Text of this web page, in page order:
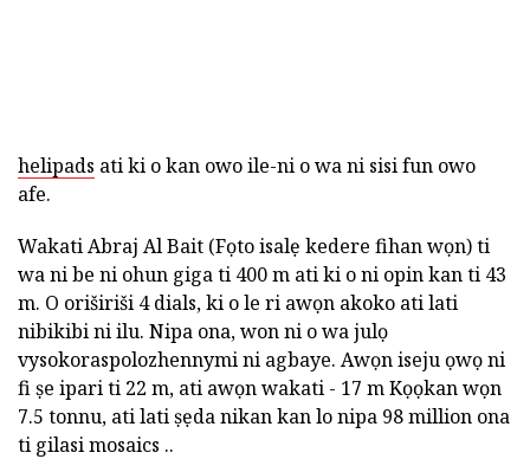
helipads ati ki o kan owo ile-ni o wa ni sisi fun owo
afe.
Wakati Abraj Al Bait (Fọto isalẹ kedere fihan wọn) ti
wa ni be ni ohun giga ti 400 m ati ki o ni opin kan ti 43
m. O oriširiši 4 dials, ki o le ri awọn akoko ati lati
nibikibi ni ilu. Nipa ona, won ni o wa julọ
vysokoraspolozhennymi ni agbaye. Awọn iseju ọwọ ni
fi ṣe ipari ti 22 m, ati awọn wakati - 17 m Kọọkan wọn
7.5 tonnu, ati lati ṣẹda nikan kan lo nipa 98 million ona
ti gilasi mosaics ..